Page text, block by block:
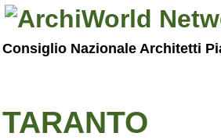
Consiglio Nazionale Architetti
TARANTO